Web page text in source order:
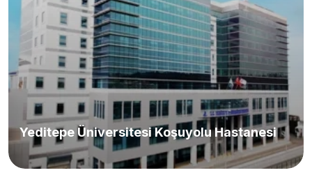
Yeditepe Üniversitesi Koşuyolu Hastanesi